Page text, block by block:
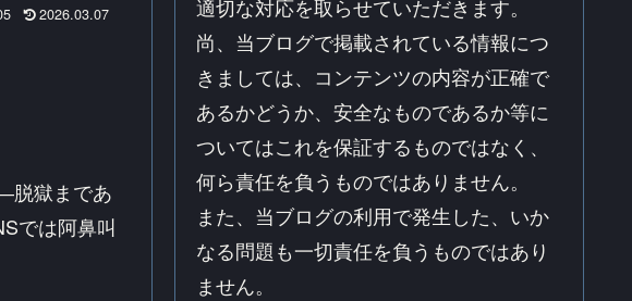
2026.03.07
脱獄まであ
では阿鼻叫
適切な対応を取らせていただきます。
尚、当ブログで掲載されている情報につ
きましては、コンテンツの内容が正確で
あるかどうか、安全なものであるか等に
ついてはこれを保証するものではなく、
何ら責任を負うものではありません。
また、当ブログの利用で発生した、いか
なる問題も一切責任を負うものではあり
ません。